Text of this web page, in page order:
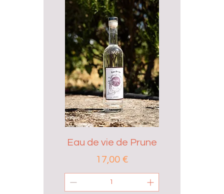
Eau de vie de Prune
Prix
17,00 €